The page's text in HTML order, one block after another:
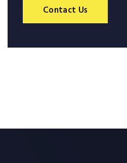
Contact Us